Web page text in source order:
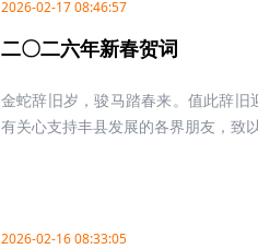
2026-02-17 08:46:57
二〇二六年新春贺词
金蛇辞旧岁，骏马踏春来。值此辞
有关心支持丰县发展的各界朋友，致
2026-02-16 08:33:05